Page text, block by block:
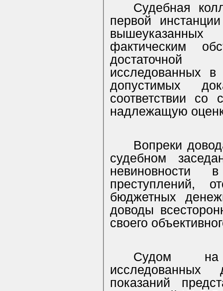
Судебная
первой
вышеуказанных
фактическим
достаточной
исследованных в
допустимых
соответствии
надлежащую
Вопреки
судебном
невиновности
преступлений,
бюджетных
доводы
своего
Судом на
показаний